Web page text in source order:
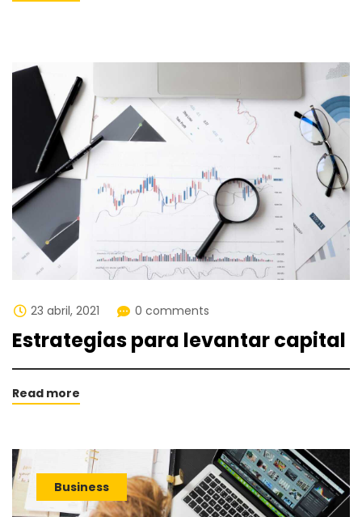
23 abril, 2021 0 comments
Estrategias para levantar capital
Read more
Business